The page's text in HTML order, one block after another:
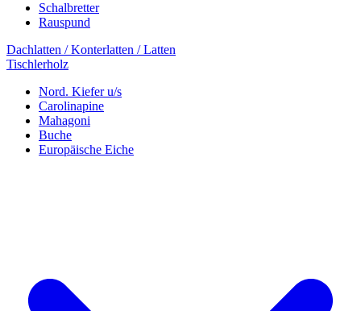
Schalbretter
Rauspund
Dachlatten / Konterlatten / Latten
Tischlerholz
Nord. Kiefer u/s
Carolinapine
Mahagoni
Buche
Europäische Eiche